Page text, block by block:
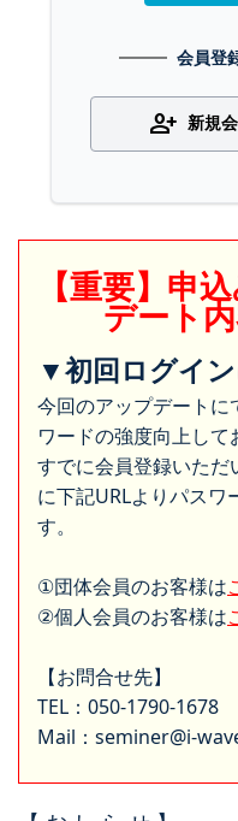
会員登
person_add 新規
【重要】申
デート
▼初回ログイ
今回のアップデートに
ワードの強度向上して
すでに会員登録いた
に下記URLよりパスワ
す。
①団体会員のお客様は
②個人会員のお客様は
【お問合せ先】
TEL：050-1790-1678
Mail：seminer@i-